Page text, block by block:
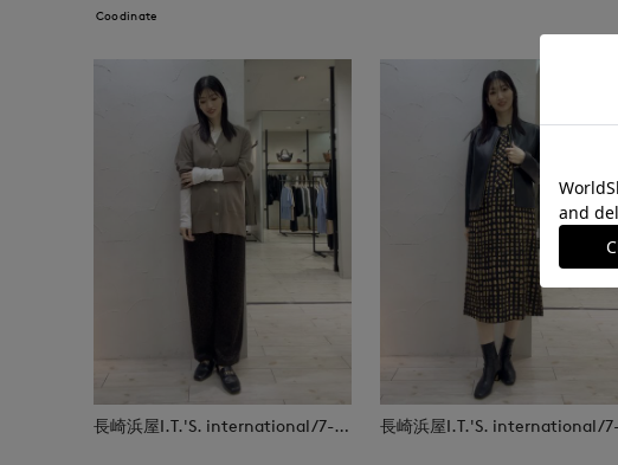
Coodinate
長崎浜屋I.T.'S. international/7-IDconcept.